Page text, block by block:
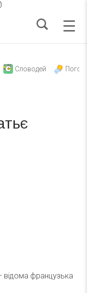
Словодей
французька